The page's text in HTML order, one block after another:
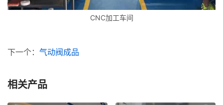
CNC加工车间
下一个： 气动阀成品
相关产品